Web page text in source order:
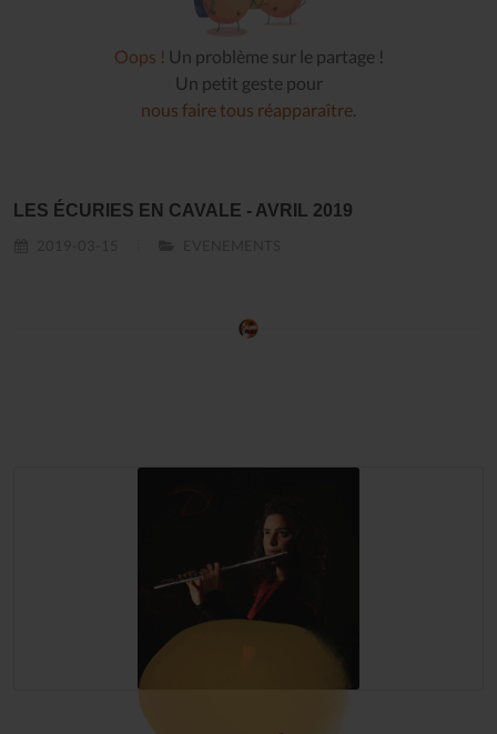
Oops ! Un problème sur le partage !
Un petit geste pour
nous faire tous réapparaître.
LES ÉCURIES EN CAVALE - AVRIL 2019